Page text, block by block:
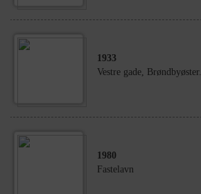
1933
Vestre gade, Brøndbyøster.
1980
Fastelavn